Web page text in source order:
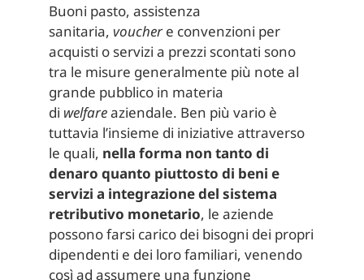
Buoni pasto, assistenza
sanitaria, vouchere convenzioni per
acquisti o servizi a prezzi scontati sono
tra le misure generalmente più note al
grande pubblico in materia
di welfareaziendale. Ben più vario è
tuttavia l’insieme di iniziative attraverso
le quali, nella forma non tanto di
denaro quanto piuttosto di beni e
servizi a integrazione del sistema
retributivo monetario, le aziende
possono farsi carico dei bisogni dei propri
dipendenti e dei loro familiari, venendo
così ad assumere una funzione